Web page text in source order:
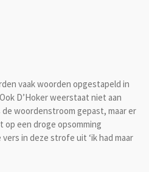
vaak woorden opgestapeld in
D’Hoker weerstaat niet aan
woordenstroom gepast, maar er
op een droge opsomming
in deze strofe uit ‘ik had maar